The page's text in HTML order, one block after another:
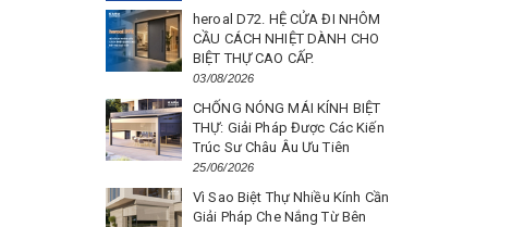
heroal D72. HỆ CỬA ĐI NHÔM
CẦU CÁCH NHIỆT DÀNH CHO
BIỆT THỰ CAO CẤP.
03/08/2026
CHỐNG NÓNG MÁI KÍNH BIỆT
THỰ: Giải Pháp Được Các Kiến
Trúc Sư Châu Âu Ưu Tiên
25/06/2026
Vì Sao Biệt Thự Nhiều Kính Cần
Giải Pháp Che Nắng Từ Bên